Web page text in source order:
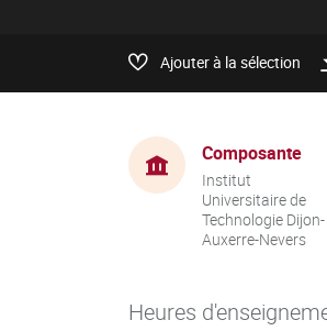
Ajouter à la sélection
Composante
Institut
Universitaire de
Technologie Dijon-
Auxerre-Nevers
Heures